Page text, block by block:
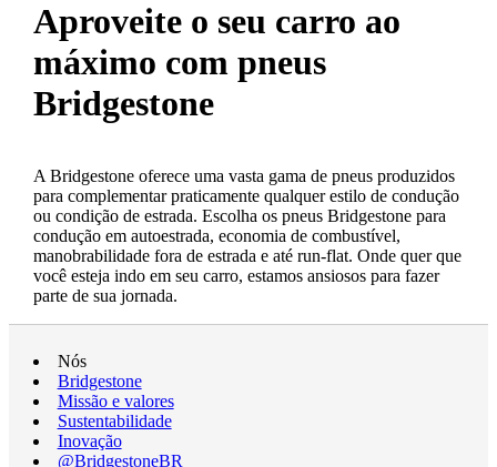
Aproveite o seu carro ao
máximo com pneus
Bridgestone
A Bridgestone oferece uma vasta gama de pneus produzidos
para complementar praticamente qualquer estilo de condução
ou condição de estrada. Escolha os pneus Bridgestone para
condução em autoestrada, economia de combustível,
manobrabilidade fora de estrada e até run-flat. Onde quer que
você esteja indo em seu carro, estamos ansiosos para fazer
parte de sua jornada.
Nós
Bridgestone
Missão e valores
Sustentabilidade
Inovação
@BridgestoneBR